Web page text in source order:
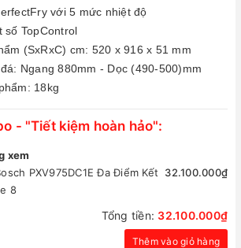
với 5 mức nhiệt độ
số TopControl
(SxRxC) cm: 520 x 916 x 51 mm
Ngang 880mm - Dọc (490-500)mm
18kg
- "Tiết kiệm hoàn hảo":
xem
PXV975DC1E Đa Điểm Kết
8
32.100.000₫
Tổng tiền: 32.100.000₫
Thêm vào giỏ hàng